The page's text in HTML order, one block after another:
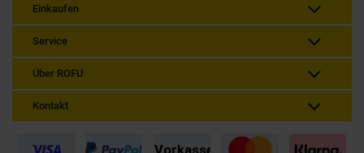
Einkaufen
Service
Über ROFU
Kontakt